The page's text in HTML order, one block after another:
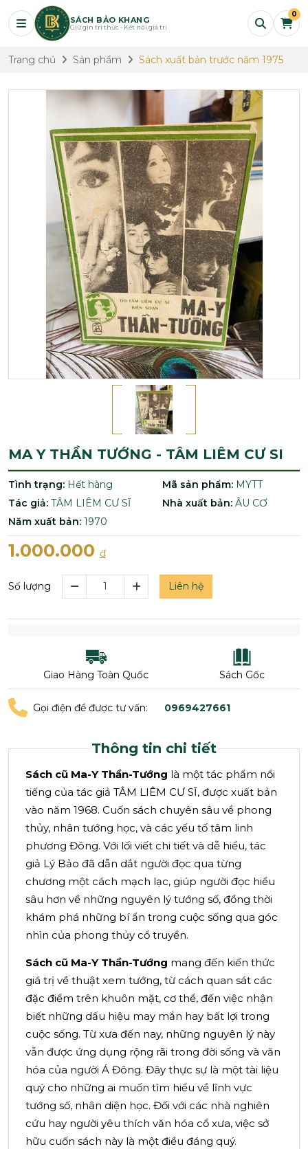
SÁCH BẢO KHANG
Giữ gìn tri thức - Kết nối giá trị
0
Trang chủ Sản phẩm Sách xuất bản trước năm 1975
MA Y THẦN TƯỚNG - TÂM LIÊM CƯ SI
Tình trạng: Hết hàng Mã sản phẩm: MYTT
Tác giả: TÂM LIÊM CƯ SĨ Nhà xuất bản: ÂU CƠ
Năm xuất bản: 1970
1.000.000 đ
Số lượng Liên hệ
Giao Hàng Toàn Quốc Sách Gốc
Gọi điện để được tư vấn: 0969427661
Thông tin chi tiết
Sách cũ Ma-Y Thần-Tướng là một tác phẩm nổi
tiếng của tác giả TÂM LIÊM CƯ SĨ, được xuất bản
vào năm 1968. Cuốn sách chuyên sâu về phong
thủy, nhân tướng học, và các yếu tố tâm linh
phương Đông. Với lối viết chi tiết và dễ hiểu, tác
giả Lý Bảo đã dẫn dắt người đọc qua từng
chương một cách mạch lạc, giúp người đọc hiểu
sâu hơn về những nguyên lý tướng số, đồng thời
khám phá những bí ẩn trong cuộc sống qua góc
nhìn của phong thủy cổ truyền.
Sách cũ Ma-Y Thần-Tướng mang đến kiến thức
giá trị về thuật xem tướng, từ cách quan sát các
đặc điểm trên khuôn mặt, cơ thể, đến việc nhận
biết những dấu hiệu may mắn hay bất lợi trong
cuộc sống. Từ xưa đến nay, những nguyên lý này
vẫn được ứng dụng rộng rãi trong đời sống và văn
hóa của người Á Đông. Đây thực sự là một tài liệu
quý cho những ai muốn tìm hiểu về lĩnh vực
tướng số, nhân diện học. Đối với các nhà nghiên
cứu hay người yêu thích văn hóa cổ xưa, việc sở
hữu cuốn sách này là một điều đáng quý.